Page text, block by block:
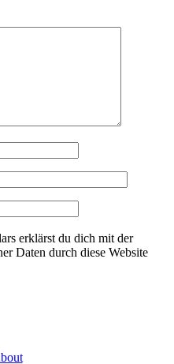
erklärst du dich mit der
Daten durch diese Website